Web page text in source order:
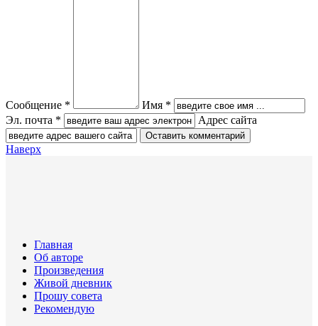
Сообщение *
Имя *
Эл. почта *
Адрес сайта
Наверх
Главная
Об авторе
Произведения
Живой дневник
Прошу совета
Рекомендую